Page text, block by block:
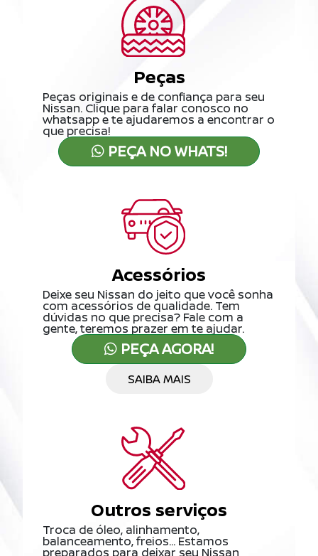
Peças
Peças originais e de confiança para seu
Nissan. Clique para falar conosco no
whatsapp e te ajudaremos a encontrar o
que precisa!
PEÇA NO WHATS!
Acessórios
Deixe seu Nissan do jeito que você sonha
com acessórios de qualidade. Tem
dúvidas no que precisa? Fale com a
gente, teremos prazer em te ajudar.
PEÇA AGORA!
SAIBA MAIS
Outros serviços
Troca de óleo, alinhamento,
balanceamento, freios... Estamos
preparados para deixar seu Nissan